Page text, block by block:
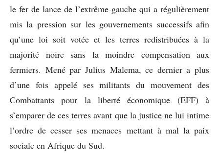
le fer de lance de l’extrême-gauche qui a régulièrement
mis la pression sur les gouvernements successifs afin
qu’une loi soit votée et les terres redistribuées à la
majorité noire sans la moindre compensation aux
fermiers. Mené par Julius Malema, ce dernier a plus
d’une fois appelé ses militants du mouvement des
Combattants pour la liberté économique (EFF) à
s’emparer de ces terres avant que la justice ne lui intime
l’ordre de cesser ses menaces mettant à mal la paix
sociale en Afrique du Sud.